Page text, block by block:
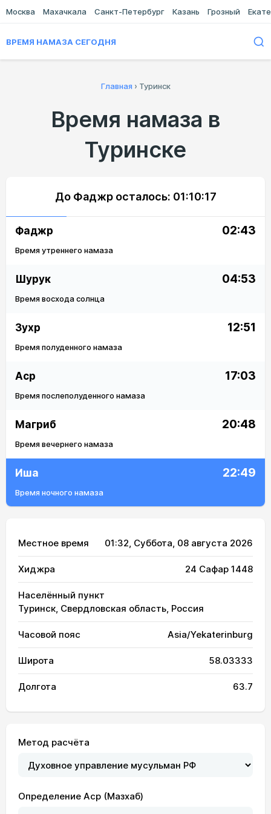
Москва Махачкала Санкт-Петербург Казань Грозный
ВРЕМЯ НАМАЗА СЕГОДНЯ
Главная › Туринск
Время намаза в
Туринске
До Фаджр осталось: 01:10:17
Фаджр 02:43
Время утреннего намаза
Шурук 04:53
Время восхода солнца
Зухр 12:51
Время полуденного намаза
Аср 17:03
Время послеполуденного намаза
Магриб 20:48
Время вечернего намаза
Иша 22:49
Время ночного намаза
Местное время 01:32, Суббота, 08 августа 2026
Хиджра 24 Сафар 1448
Населённый пункт
Туринск, Свердловская область, Россия
Часовой пояс Asia/Yekaterinburg
Широта 58.03333
Долгота 63.7
Метод расчёта
Определение Аср (Мазхаб)